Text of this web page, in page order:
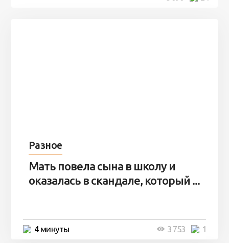
Разное
Мать повела сына в школу и
оказалась в скандале, который ...
4 минуты 1
3 753